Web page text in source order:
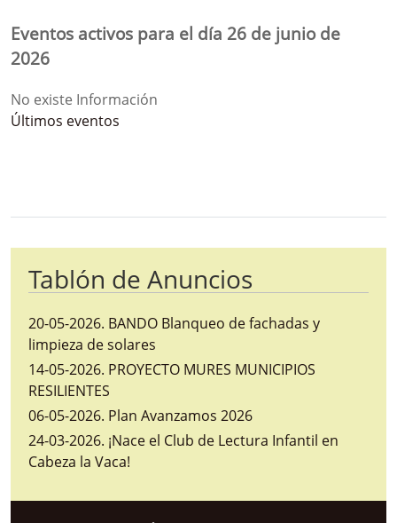
Eventos activos para el día 26 de junio de
2026
No existe Información
Últimos eventos
Tablón de Anuncios
20-05-2026. BANDO Blanqueo de fachadas y
limpieza de solares
14-05-2026. PROYECTO MURES MUNICIPIOS
RESILIENTES
06-05-2026. Plan Avanzamos 2026
24-03-2026. ¡Nace el Club de Lectura Infantil en
Cabeza la Vaca!